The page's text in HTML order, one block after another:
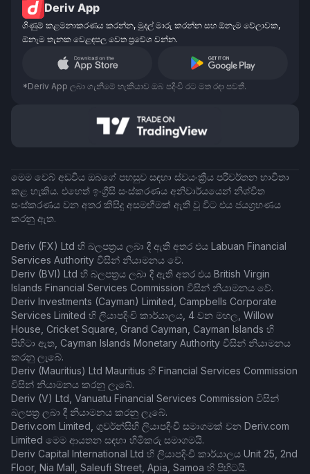
Deriv App
ගිණුම් කළමනාකරණය කරන්න, මුදල් මාරු කරන්න සහ ඕනෑම වේලාවක,
ඕනෑම තැනක වෙළඳපල වෙත ප්‍රවේශ වන්න.
*Deriv App ලබා ගැනීමේ හැකියාව ඔබ පදිංචි රට මත රඳා පවතී.
මෙම වෙබ් අඩවිය ඔබගේ පහසුව සඳහා ස්වයංක්‍රීය පරිවර්තන භාවිතා
කළ හැකිය. එහෙත් ඉංග්‍රීසි සංස්කරණය අනිවාර්යයෙන් නිශ්චිත
සංස්කරණය වන අතර කිසිදු අසමඟීමක් ඇති වූ විට එය ජයග්‍රහණය
කරනු ඇත.
Deriv (FX) Ltd හි බලපත්‍රය ලබා දී ඇති අතර එය Labuan Financial
Services Authority විසින් නියාමනය වේ.
Deriv (BVI) Ltd හි බලපත්‍රය ලබා දී ඇති අතර එය British Virgin
Islands Financial Services Commission විසින් නියාමනය වේ.
Deriv Investments (Cayman) Limited, Campbells Corporate
Services Limited හි ලියාපදිංචි කාර්යාලය, 4 වන මහල, Willow
House, Cricket Square, Grand Cayman, Cayman Islands හි
පිහිටා ඇත, Cayman Islands Monetary Authority විසින් නියාමනය
කරනු ලැබේ.
Deriv (Mauritius) Ltd Mauritius හි Financial Services Commission
විසින් නියාමනය කරනු ලැබේ.
Deriv (V) Ltd, Vanuatu Financial Services Commission විසින්
බලපත්‍ර ලබා දී නියාමනය කරනු ලැබේ.
Deriv.com Limited, ගුවර්න්සිහි ලියාපදිංචි සමාගමක් වන Deriv.com
Limited මෙම ආයතන සඳහා හිමිකරු සමාගමයි.
Deriv Capital International Ltd හි ලියාපදිංචි කාර්යාලය Unit 25, 2nd
Floor, Nia Mall, Saleufi Street, Apia, Samoa හි පිහිටයි.